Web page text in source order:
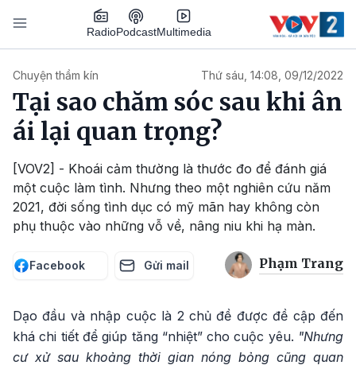
Nhảy đến nội dung
RadioPodcastMultimedia
Chuyện thầm kín Thứ sáu, 14:08, 09/12/2022
Tại sao chăm sóc sau khi ân
ái lại quan trọng?
[VOV2] - Khoái cảm thường là thước đo để đánh giá
một cuộc làm tình. Nhưng theo một nghiên cứu năm
2021, đời sống tình dục có mỹ mãn hay không còn
phụ thuộc vào những vỗ về, nâng niu khi hạ màn.
Facebook Gửi mail Phạm Trang
Dạo đầu và nhập cuộc là 2 chủ đề được đề cập đến
khá chi tiết để giúp tăng “nhiệt” cho cuộc yêu. "Nhưng
cư xử sau khoảng thời gian nóng bỏng cũng quan